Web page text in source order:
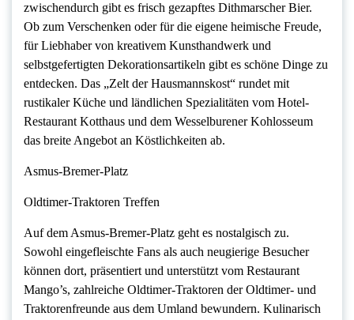
zwischendurch gibt es frisch gezapftes Dithmarscher Bier.
Ob zum Verschenken oder für die eigene heimische Freude,
für Liebhaber von kreativem Kunsthandwerk und
selbstgefertigten Dekorationsartikeln gibt es schöne Dinge zu
entdecken. Das „Zelt der Hausmannskost“ rundet mit
rustikaler Küche und ländlichen Spezialitäten vom Hotel-
Restaurant Kotthaus und dem Wesselburener Kohlosseum
das breite Angebot an Köstlichkeiten ab.
Asmus-Bremer-Platz
Oldtimer-Traktoren Treffen
Auf dem Asmus-Bremer-Platz geht es nostalgisch zu.
Sowohl eingefleischte Fans als auch neugierige Besucher
können dort, präsentiert und unterstützt vom Restaurant
Mango’s, zahlreiche Oldtimer-Traktoren der Oldtimer- und
Traktorenfreunde aus dem Umland bewundern. Kulinarisch